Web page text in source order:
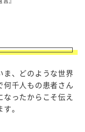
ま、どのような世界
何千人もの患者さん
なったからこそ伝え
。